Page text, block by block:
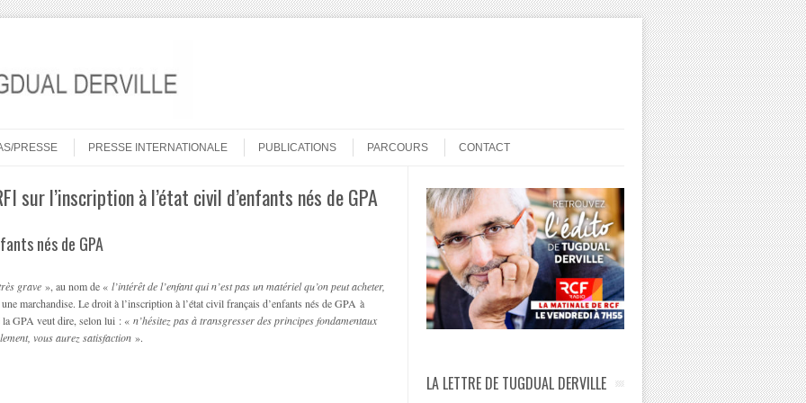
PRESSE PRESSE INTERNATIONALE PUBLICATIONS PARCOURS CONTACT
sur l’inscription à l’état civil d’enfants nés de GPA
nés de GPA
grave », au nom de « l’intérêt de l’enfant qui n’est pas un matériel qu’on peut acheter,
marchandise. Le droit à l’inscription à l’état civil français d’enfants nés de GPA à
la GPA veut dire, selon lui : « n’hésitez pas à transgresser des principes fondamentaux
vous aurez satisfaction ».
LA LETTRE DE TUGDUAL DERVILLE